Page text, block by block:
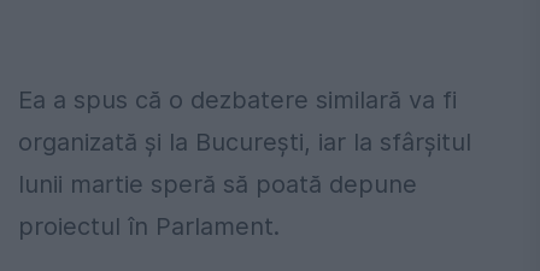
Ea a spus că o dezbatere similară va fi
organizată şi la Bucureşti, iar la sfârşitul
lunii martie speră să poată depune
proiectul în Parlament.